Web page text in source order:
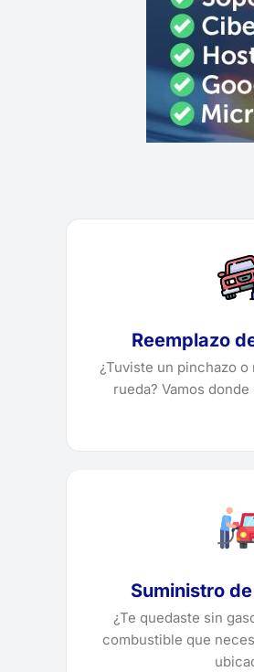
Reemplazo
¿Tuviste un pinchazo
rueda? Vamos
Suministro
¿Te quedaste sin
combustible que